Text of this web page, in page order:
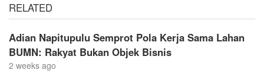
RELATED
Adian Napitupulu Semprot Pola Kerja Sama Lahan
BUMN: Rakyat Bukan Objek Bisnis
2 weeks ago